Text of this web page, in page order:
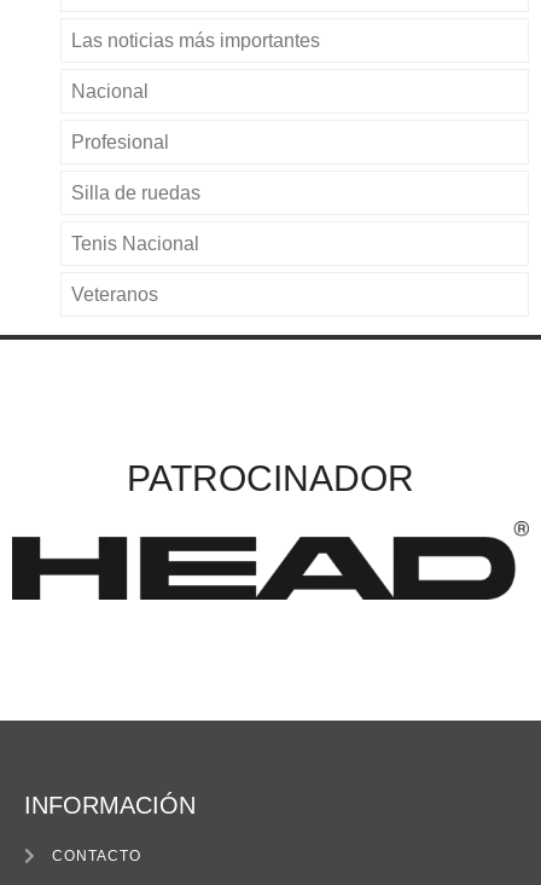
Las noticias más importantes
Nacional
Profesional
Silla de ruedas
Tenis Nacional
Veteranos
PATROCINADOR
INFORMACIÓN
CONTACTO